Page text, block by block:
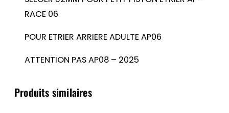
RACE 06
POUR ETRIER ARRIERE ADULTE AP06
ATTENTION PAS AP08 – 2025
Produits similaires